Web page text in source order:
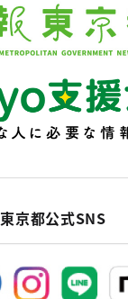
東京都公式SNS